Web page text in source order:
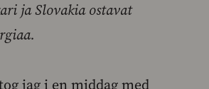
ja Slovakia ostavat